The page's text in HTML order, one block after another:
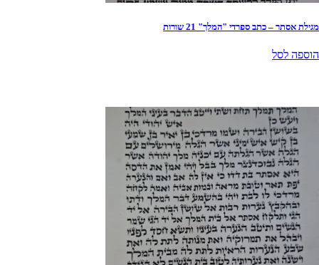
מגילת אסתר – כתב ספרדי "המלך" 21 שורות
הוספה לסל